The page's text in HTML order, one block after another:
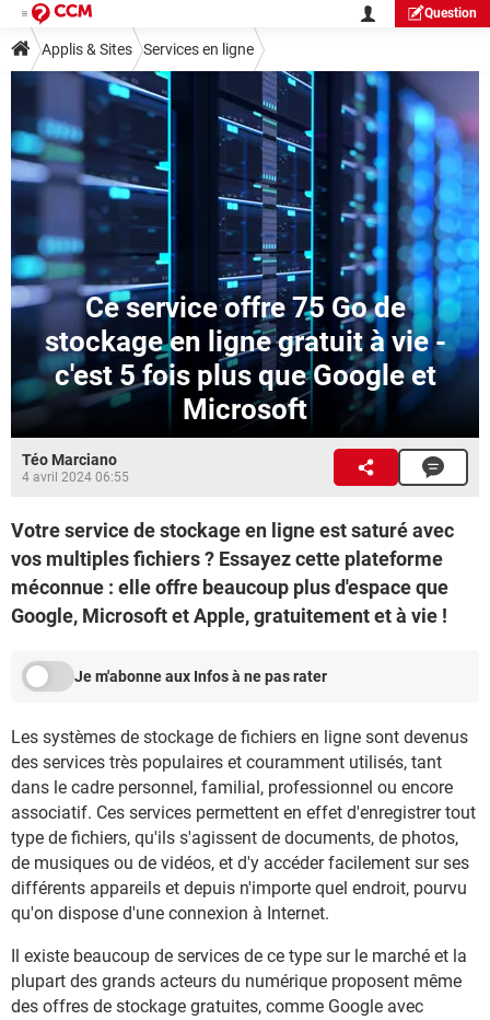
Question
Applis & Sites Services en ligne
Ce service offre 75 Go de
stockage en ligne gratuit à vie -
c'est 5 fois plus que Google et
Microsoft
Téo Marciano
4 avril 2024 06:55
Votre service de stockage en ligne est saturé avec
vos multiples fichiers ? Essayez cette plateforme
méconnue : elle offre beaucoup plus d'espace que
Google, Microsoft et Apple, gratuitement et à vie !
Je m'abonne aux Infos à ne pas rater
Les systèmes de stockage de fichiers en ligne sont devenus
des services très populaires et couramment utilisés, tant
dans le cadre personnel, familial, professionnel ou encore
associatif. Ces services permettent en effet d'enregistrer tout
type de fichiers, qu'ils s'agissent de documents, de photos,
de musiques ou de vidéos, et d'y accéder facilement sur ses
différents appareils et depuis n'importe quel endroit, pourvu
qu'on dispose d'une connexion à Internet.
Il existe beaucoup de services de ce type sur le marché et la
plupart des grands acteurs du numérique proposent même
des offres de stockage gratuites, comme Google avec